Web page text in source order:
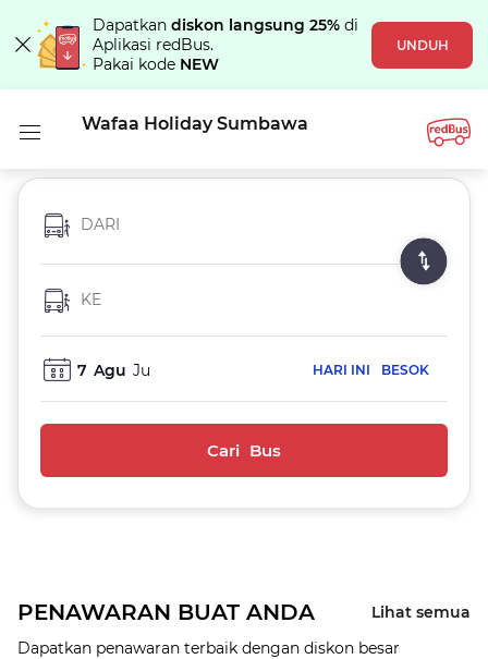
Dapatkan diskon langsung 25% di
Aplikasi redBus.
Pakai kode NEW
UNDUH
Wafaa Holiday Sumbawa
DARI
KE
7 Agu Ju HARI INI BESOK
Cari Bus
PENAWARAN BUAT ANDA
Lihat semua
Dapatkan penawaran terbaik dengan diskon besar